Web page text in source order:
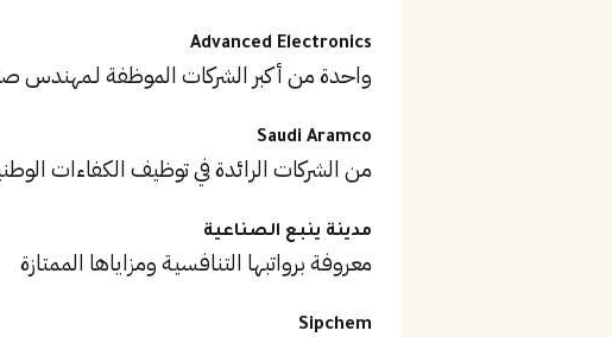
Advanced Electronics
واحدة من أكبر الشركات الموظفة لـمهندس
Saudi Aramco
من الشركات الرائدة في توظيف الكفاءات
مدينة ينبع الصناعية
معروفة برواتبها التنافسية ومزاياها الممتازة
Sipchem